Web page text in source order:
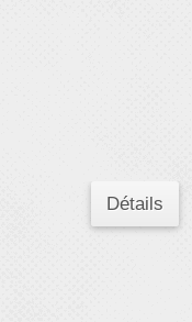
Détails